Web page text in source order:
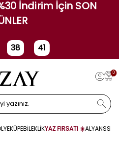
İndirim İçin SON
38 41
0
KÜPEBİLEKLİKYAZ FIRSATI ☀️ALYANS